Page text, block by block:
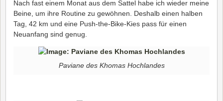
Nach fast einem Monat aus dem Sattel habe ich wieder meine
Beine, um ihre Routine zu gewöhnen. Deshalb einen halben
Tag, 42 km und eine Push-the-Bike-Kies pass für einen
Neuanfang sind genug.
Paviane des Khomas Hochlandes